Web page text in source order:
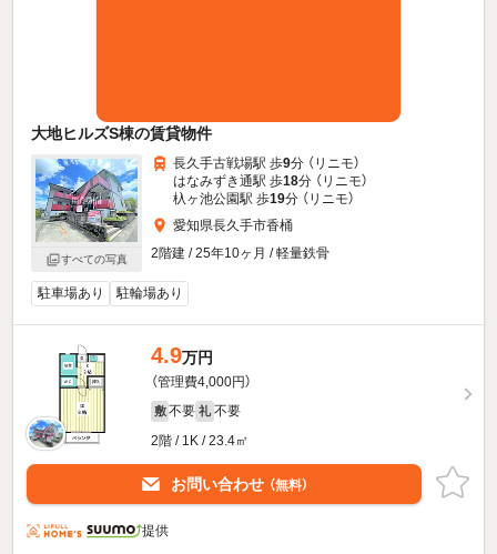
大地ヒルズS棟の賃貸物件
すべての写真
長久手古戦場駅 歩9分 （リニモ）
はなみずき通駅 歩18分 （リニモ）
杁ヶ池公園駅 歩19分 （リニモ）
愛知県長久手市香桶
2階建 / 25年10ヶ月 / 軽量鉄骨
駐車場あり 駐輪場あり
4.9万円
（管理費4,000円）
敷 不要 礼 不要
2階 / 1K / 23.4㎡
お問い合わせ （無料）
提供